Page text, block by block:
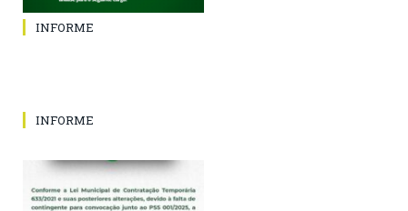
INFORME
INFORME